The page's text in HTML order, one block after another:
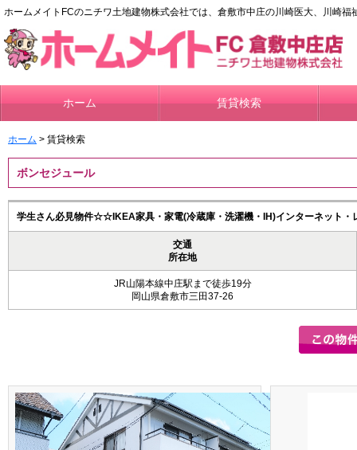
ホームメイトFCのニチワ土地建物株式会社では、倉敷市中庄の川崎医大、川崎
ホーム 賃貸検索
ホーム > 賃貸検索
ボンセジュール
学生さん必見物件☆☆IKEA家具・家電(冷蔵庫・洗濯機・IH)インターネット
交通
所在地
JR山陽本線中庄駅まで徒歩19分
岡山県倉敷市三田37-26